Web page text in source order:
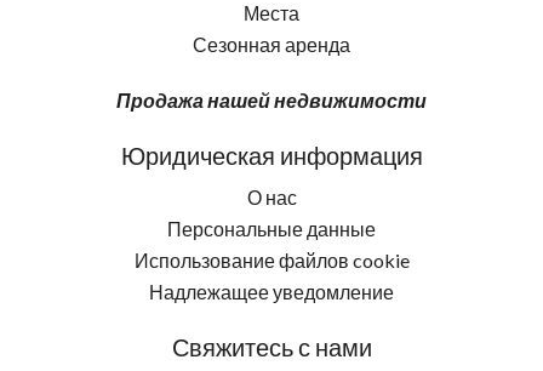
Места
Сезонная аренда
Продажа нашей недвижимости
Юридическая информация
О нас
Персональные данные
Использование файлов cookie
Надлежащее уведомление
Свяжитесь с нами